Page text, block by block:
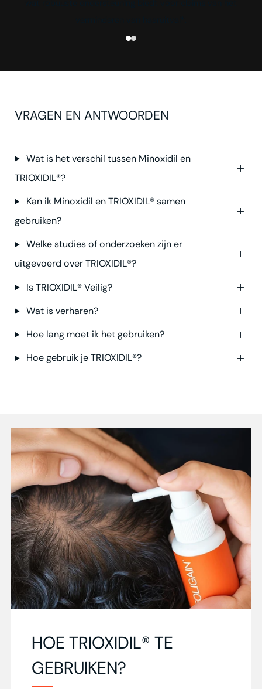
VRAGEN EN ANTWOORDEN
Wat is het verschil tussen Minoxidil en
TRIOXIDIL®?
Kan ik Minoxidil en TRIOXIDIL® samen
gebruiken?
Welke studies of onderzoeken zijn er
uitgevoerd over TRIOXIDIL®?
Is TRIOXIDIL® Veilig?
Wat is verharen?
Hoe lang moet ik het gebruiken?
Hoe gebruik je TRIOXIDIL®?
HOE TRIOXIDIL® TE
GEBRUIKEN?